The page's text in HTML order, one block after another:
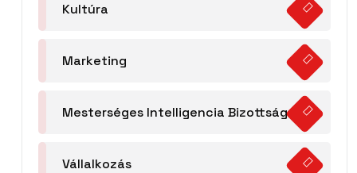
Kultúra
Marketing
Mesterséges Intelligencia Bizottság
Vállalkozás